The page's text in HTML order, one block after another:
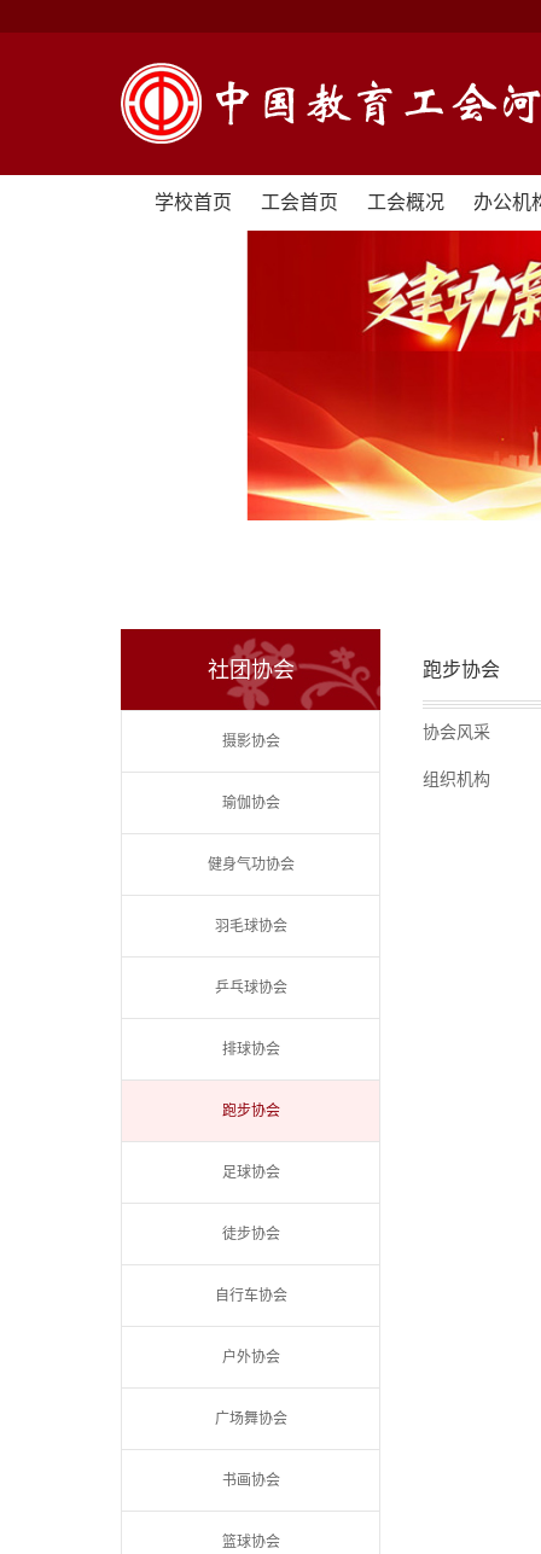
学校首页 工会首页 工会概况 办公机
社团协会
摄影协会
瑜伽协会
健身气功协会
羽毛球协会
乒乓球协会
排球协会
跑步协会
足球协会
徒步协会
自行车协会
户外协会
广场舞协会
书画协会
篮球协会
跑步协会
协会风采
组织机构